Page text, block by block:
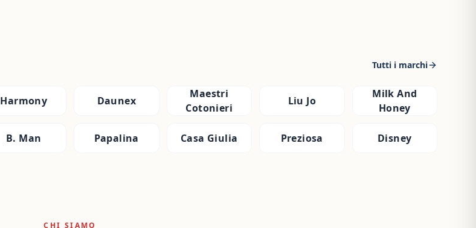
Tutti i marchi
Harmony Daunex
Maestri
Cotonieri
Liu Jo
Milk And
Honey
B. Man Papalina Casa Giulia Preziosa Disney
CHI SIAMO